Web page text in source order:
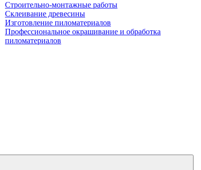
Строительно-монтажные работы
Склеивание древесины
Изготовление пиломатериалов
Профессиональное окрашивание и обработка
пиломатериалов